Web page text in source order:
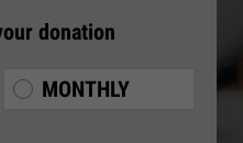
donation
MONTHLY